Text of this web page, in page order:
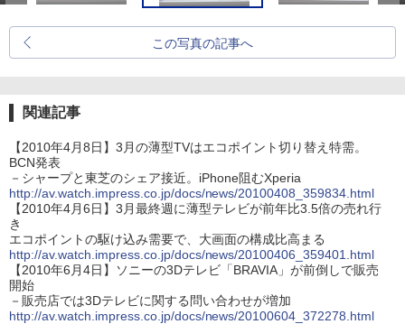
この写真の記事へ
関連記事
【2010年4月8日】3月の薄型TVはエコポイント切り替え特需。
BCN発表
－シャープと東芝のシェア接近。iPhone阻むXperia
http://av.watch.impress.co.jp/docs/news/20100408_359834.html
【2010年4月6日】3月最終週に薄型テレビが前年比3.5倍の売れ行
き
エコポイントの駆け込み需要で、大画面の構成比高まる
http://av.watch.impress.co.jp/docs/news/20100406_359401.html
【2010年6月4日】ソニーの3Dテレビ「BRAVIA」が前倒しで販売
開始
－販売店では3Dテレビに関する問い合わせが増加
http://av.watch.impress.co.jp/docs/news/20100604_372278.html